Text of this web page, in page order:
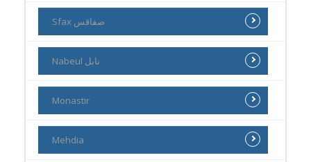
Sfax صفاقس
Nabeul نابل
Monastir
Mehdia